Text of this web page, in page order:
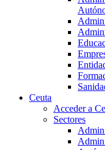
Ceuta
Acceder a
Sectores